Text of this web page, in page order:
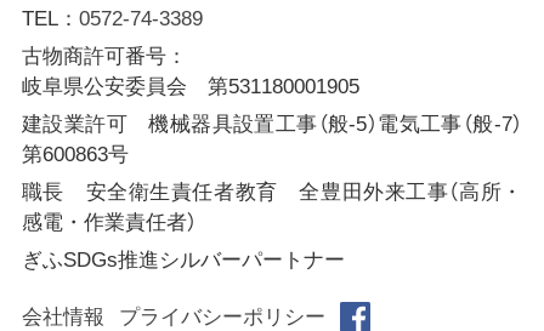
TEL： 0572-74-3389
古物商許可番号：
岐阜県公安委員会 第531180001905
建設業許可 機械器具設置工事（般-5）電気工事（般-7）
第600863号
職長 安全衛生責任者教育 全豊田外来工事（高所・
感電・作業責任者）
ぎふSDGs推進シルバーパートナー
会社情報 プライバシーポリシー